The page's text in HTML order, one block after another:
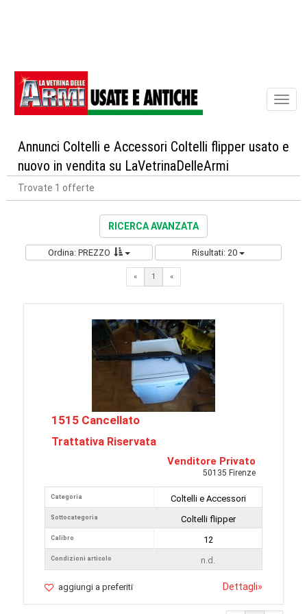
Annunci Coltelli e Accessori Coltelli flipper usato e
nuovo in vendita su LaVetrinaDelleArmi
Trovate 1 offerte
RICERCA AVANZATA
Ordina: PREZZO Risultati: 20
« 1 «
1515 Cancellato
Trattativa Riservata
Venditore Privato
50135 Firenze
Categoria
Sottocategoria
Calibro
Condizioni articolo
Coltelli e Accessori
Coltelli flipper
12
n.d.
aggiungi a preferiti Dettagli»